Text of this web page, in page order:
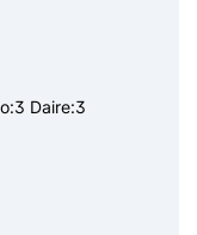
Daire:3